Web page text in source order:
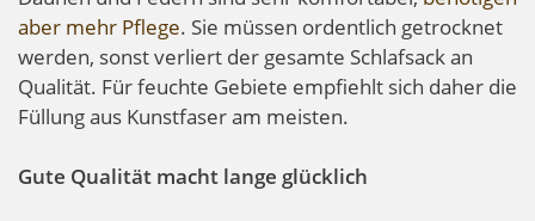
aber mehr Pflege. Sie müssen ordentlich getrocknet
werden, sonst verliert der gesamte Schlafsack an
Qualität. Für feuchte Gebiete empfiehlt sich daher die
Füllung aus Kunstfaser am meisten.
Gute Qualität macht lange glücklich